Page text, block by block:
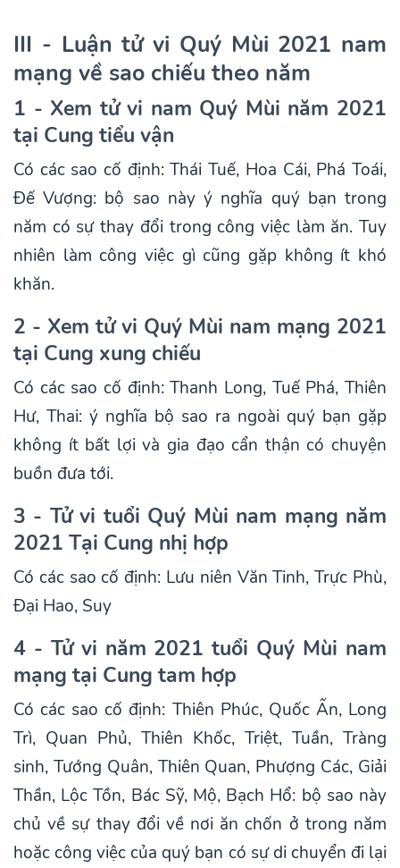
III - Luận tử vi Quý Mùi 2021 nam
mạng về sao chiếu theo năm
1 - Xem tử vi nam Quý Mùi năm 2021
tại Cung tiểu vận
Có các sao cố định: Thái Tuế, Hoa Cái, Phá Toái,
Đế Vượng: bộ sao này ý nghĩa quý bạn trong
năm có sự thay đổi trong công việc làm ăn. Tuy
nhiên làm công việc gì cũng gặp không ít khó
khăn.
2 - Xem tử vi Quý Mùi nam mạng 2021
tại Cung xung chiếu
Có các sao cố định: Thanh Long, Tuế Phá, Thiên
Hư, Thai: ý nghĩa bộ sao ra ngoài quý bạn gặp
không ít bất lợi và gia đạo cẩn thận có chuyện
buồn đưa tới.
3 - Tử vi tuổi Quý Mùi nam mạng năm
2021 Tại Cung nhị hợp
Có các sao cố định: Lưu niên Văn Tinh, Trực Phù,
Đại Hao, Suy
4 - Tử vi năm 2021 tuổi Quý Mùi nam
mạng tại Cung tam hợp
Có các sao cố định: Thiên Phúc, Quốc Ấn, Long
Trì, Quan Phủ, Thiên Khốc, Triệt, Tuần, Tràng
sinh, Tướng Quân, Thiên Quan, Phượng Các, Giải
Thần, Lộc Tồn, Bác Sỹ, Mộ, Bạch Hổ: bộ sao này
chủ về sự thay đổi về nơi ăn chốn ở trong năm
hoặc công việc của quý bạn có sự di chuyển đi lại